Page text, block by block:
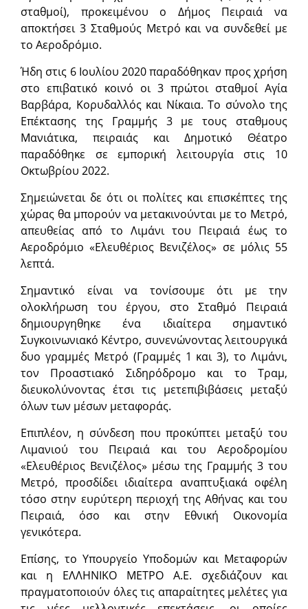
σταθμοί), προκειμένου ο Δήμος Πειραιά να
αποκτήσει 3 Σταθμούς Μετρό και να συνδεθεί με
το Αεροδρόμιο.
Ήδη στις 6 Ιουλίου 2020 παραδόθηκαν προς χρήση
στο επιβατικό κοινό οι 3 πρώτοι σταθμοί Αγία
Βαρβάρα, Κορυδαλλός και Νίκαια. Το σύνολο της
Επέκτασης της Γραμμής 3 με τους σταθμους
Μανιάτικα, πειραιάς και Δημοτικό Θέατρο
παραδόθηκε σε εμπορική λειτουργία στις 10
Οκτωβρίου 2022.
Σημειώνεται δε ότι οι πολίτες και επισκέπτες της
χώρας θα μπορούν να μετακινούνται με το Μετρό,
απευθείας από το Λιμάνι του Πειραιά έως το
Αεροδρόμιο «Ελευθέριος Βενιζέλος» σε μόλις 55
λεπτά.
Σημαντικό είναι να τονίσουμε ότι με την
ολοκλήρωση του έργου, στο Σταθμό Πειραιά
δημιουργηθηκε ένα ιδιαίτερα σημαντικό
Συγκοινωνιακό Κέντρο, συνενώνοντας λειτουργικά
δυο γραμμές Μετρό (Γραμμές 1 και 3), το Λιμάνι,
τον Προαστιακό Σιδηρόδρομο και το Τραμ,
διευκολύνοντας έτσι τις μετεπιβιβάσεις μεταξύ
όλων των μέσων μεταφοράς.
Επιπλέον, η σύνδεση που προκύπτει μεταξύ του
Λιμανιού του Πειραιά και του Αεροδρομίου
«Ελευθέριος Βενιζέλος» μέσω της Γραμμής 3 του
Μετρό, προσδίδει ιδιαίτερα αναπτυξιακά οφέλη
τόσο στην ευρύτερη περιοχή της Αθήνας και του
Πειραιά, όσο και στην Εθνική Οικονομία
γενικότερα.
Επίσης, το Υπουργείο Υποδομών και Μεταφορών
και η ΕΛΛΗΝΙΚΟ ΜΕΤΡΟ Α.Ε. σχεδιάζουν και
πραγματοποιούν όλες τις απαραίτητες μελέτες για